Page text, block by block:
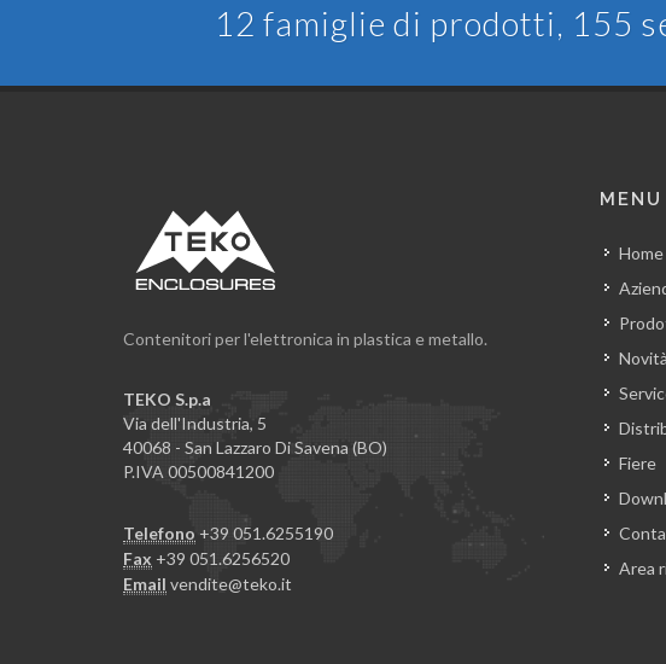
12 famiglie di prodotti, 155
Contenitori per l'elettronica in plastica e metallo.
TEKO S.p.a
Via dell'Industria, 5
40068 - San Lazzaro Di Savena (BO)
P.IVA 00500841200
Telefono +39 051.6255190
Fax +39 051.6256520
Email vendite@teko.it
MENU
Home
Novità
Fiere
Area